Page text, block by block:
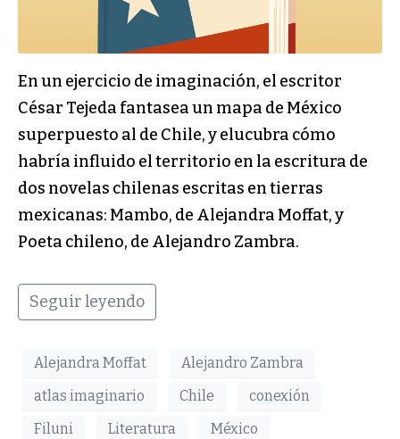
En un ejercicio de imaginación, el escritor
César Tejeda fantasea un mapa de México
superpuesto al de Chile, y elucubra cómo
habría influido el territorio en la escritura de
dos novelas chilenas escritas en tierras
mexicanas: Mambo, de Alejandra Moffat, y
Poeta chileno, de Alejandro Zambra.
Seguir leyendo
Alejandra Moffat
Alejandro Zambra
atlas imaginario
Chile
conexión
Filuni
Literatura México